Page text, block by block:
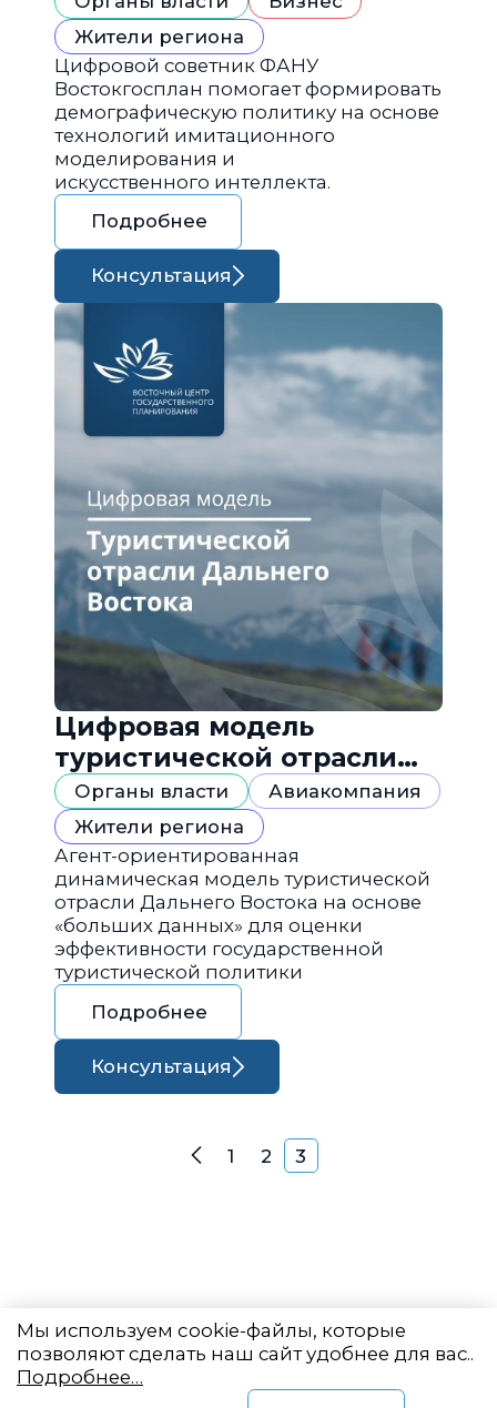
Жители региона
Цифровой советник ФАНУ
Востокгосплан помогает формировать
демографическую политику на основе
технологий имитационного
моделирования и
искусственного интеллекта.
Подробнее
Консультация
Цифровая модель
туристической отрасли
Дальнего Востока
Органы власти
Авиакомпания
Жители региона
Агент-ориентированная
динамическая модель туристической
отрасли Дальнего Востока на основе
«больших данных» для оценки
эффективности государственной
туристической политики
Подробнее
Консультация
Навигация по
Назад
1 2 3
Мы используем cookie-файлы, которые
позволяют сделать наш сайт удобнее для вас..
Подробнее…